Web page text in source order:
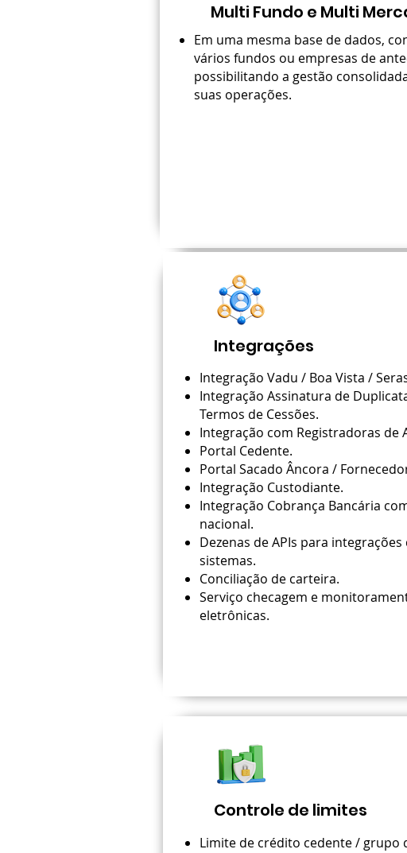
Multi Fundo e Multi
Em uma mesma base de dados,
vários fundos ou empresas de
possibilitando a gestão
suas operações.
Integrações
Integração Vadu / Boa Vista /
Integração Assinatura de
Termos de Cessões.
Integração com Registradoras de
Portal Cedente.
Portal Sacado Âncora /
Integração Custodiante.
Integração Cobrança Bancária
nacional.
Dezenas de APIs para
sistemas.
Conciliação de carteira.
Serviço checagem e
eletrônicas.
Controle de limites
Limite de crédito cedente / grupo